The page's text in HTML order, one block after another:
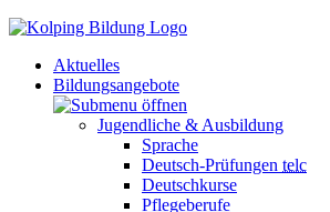
Aktuelles
Bildungsangebote
Jugendliche & Ausbildung
Sprache
Deutsch-Prüfungen telc
Deutschkurse
Pflegeberufe